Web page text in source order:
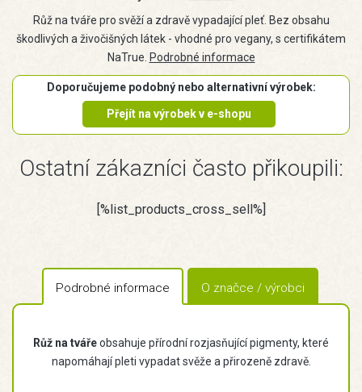
Růž na tváře pro svěží a zdravě vypadající pleť. Bez obsahu
škodlivých a živočišných látek - vhodné pro vegany, s certifikátem
NaTrue. Podrobné informace
Doporučujeme podobný nebo alternativní výrobek:
Přejít na výrobek v e-shopu
Ostatní zákazníci často přikoupili:
[%list_products_cross_sell%]
Podrobné informace O značce / výrobci
Růž na tvářeobsahuje přírodní rozjasňující pigmenty, které
napomáhají pleti vypadat svěže a přirozeně zdravě.